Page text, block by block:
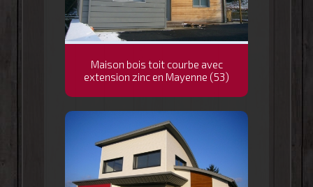
Maison bois toit courbe avec
extension zinc en Mayenne (53)